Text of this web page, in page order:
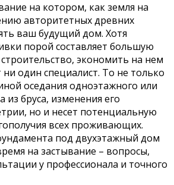
на котором, как земля на
авторитетных древних
ваш будущий дом. Хотя
порой составляет большую
экономить на нем
один специалист. То не только
оседания одноэтажного или
из бруса, изменения его
но и несет потенциальную
всех проживающих.
под двухэтажный дом
на застывание – вопросы,
у профессионала и точного